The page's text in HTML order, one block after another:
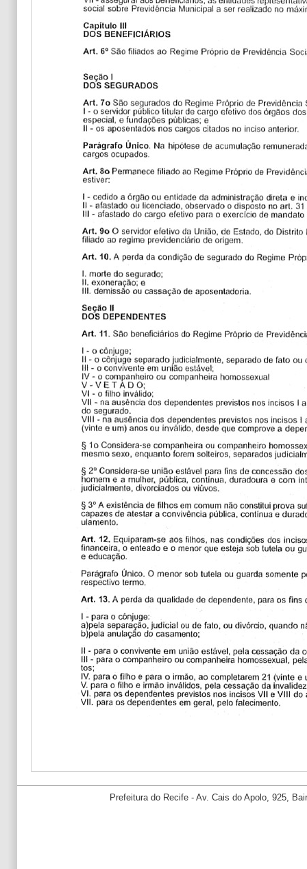
Prefeitura do Recife - Av. Cais do Apolo, 925,